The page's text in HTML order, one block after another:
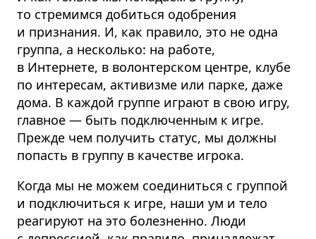
то стремимся добиться одобрения
и признания. И, как правило, это не одна
группа, а несколько: на работе,
в Интернете, в волонтерском центре, клубе
по интересам, активизме или парке, даже
дома. В каждой группе играют в свою игру,
главное — быть подключенным к игре.
Прежде чем получить статус, мы должны
попасть в группу в качестве игрока.
Когда мы не можем соединиться с группой
и подключиться к игре, наши ум и тело
реагируют на это болезненно. Люди